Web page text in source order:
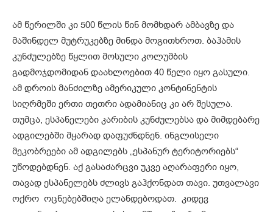
ამ წერილში კი 500 წლის წინ მომხდარ ამბავზე და
მაშინდელ მუტრუკებზე მინდა მოგითხროთ. ბაჰამის
კუნძულებზე წყლით მოსული კოლუმბის
გადმოჯდომიდან დაახლოებით 40 წელი იყო გასული.
ამ დროის მანძილზე ამერიკული კონტინენტის
სიღრმეში ერთი თეთრი ადამიანიც კი არ შესულა.
თუმცა, ესპანელები კარიბის კუნძულებსა და მიმდებარე
ადგილებში მყარად დაფუძნდნენ. ინგლისელი
მეკობრეები ამ ადგილებს „ესპანურ ტერიტორიებს“
უწოდებდნენ. აქ გასაძარცვი უკვე აღარაფერი იყო,
თავად ესპანელებს ძლივს გაჰქონდათ თავი. უთვალავი
ოქრო ოცნებებშიღა ელანდებოდათ. კიდევ